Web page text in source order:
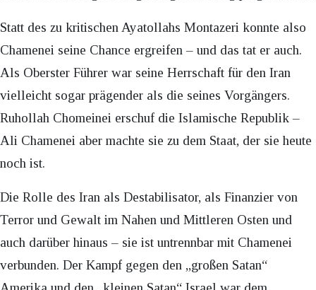
Statt des zu kritischen Ayatollahs Montazeri konnte also
Chamenei seine Chance ergreifen – und das tat er auch.
Als Oberster Führer war seine Herrschaft für den Iran
vielleicht sogar prägender als die seines Vorgängers.
Ruhollah Chomeinei erschuf die Islamische Republik –
Ali Chamenei aber machte sie zu dem Staat, der sie heute
noch ist.
Die Rolle des Iran als Destabilisator, als Finanzier von
Terror und Gewalt im Nahen und Mittleren Osten und
auch darüber hinaus – sie ist untrennbar mit Chamenei
verbunden. Der Kampf gegen den „großen Satan“